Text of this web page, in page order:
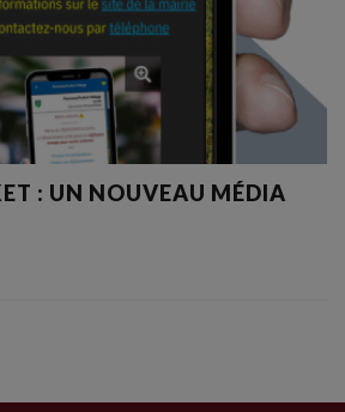
: UN NOUVEAU MÉDIA